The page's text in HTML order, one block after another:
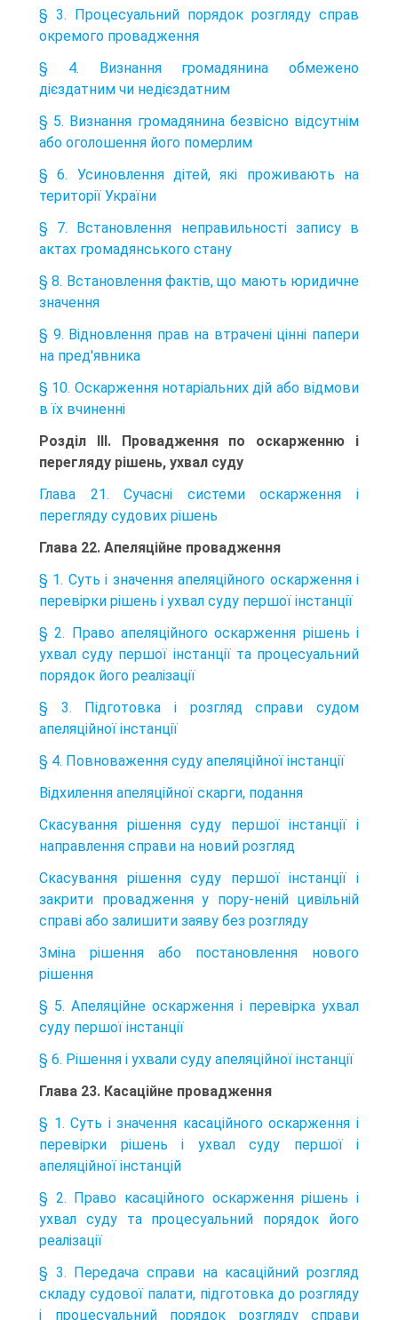
§ 3. Процесуальний порядок розгляду справ
окремого провадження
§ 4. Визнання громадянина обмежено
дієздатним чи недієздатним
§ 5. Визнання громадянина безвісно відсутнім
або оголошення його померлим
§ 6. Усиновлення дітей, які проживають на
території України
§ 7. Встановлення неправильності запису в
актах громадянського стану
§ 8. Встановлення фактів, що мають юридичне
значення
§ 9. Відновлення прав на втрачені цінні папери
на пред'явника
§ 10. Оскарження нотаріальних дій або відмови
в їх вчиненні
Розділ III. Провадження по оскарженню і
перегляду рішень, ухвал суду
Глава 21. Сучасні системи оскарження і
перегляду судових рішень
Глава 22. Апеляційне провадження
§ 1. Суть і значення апеляційного оскарження і
перевірки рішень і ухвал суду першої інстанції
§ 2. Право апеляційного оскарження рішень і
ухвал суду першої інстанції та процесуальний
порядок його реалізації
§ 3. Підготовка і розгляд справи судом
апеляційної інстанції
§ 4. Повноваження суду апеляційної інстанції
Відхилення апеляційної скарги, подання
Скасування рішення суду першої інстанції і
направлення справи на новий розгляд
Скасування рішення суду першої інстанції і
закрити провадження у пору-неній цивільній
справі або залишити заяву без розгляду
Зміна рішення або постановлення нового
рішення
§ 5. Апеляційне оскарження і перевірка ухвал
суду першої інстанції
§ 6. Рішення і ухвали суду апеляційної інстанції
Глава 23. Касаційне провадження
§ 1. Суть і значення касаційного оскарження і
перевірки рішень і ухвал суду першої і
апеляційної інстанцій
§ 2. Право касаційного оскарження рішень і
ухвал суду та процесуальний порядок його
реалізації
§ 3. Передача справи на касаційний розгляд
складу судової палати, підготовка до розгляду
і процесуальний порядок розгляду справи